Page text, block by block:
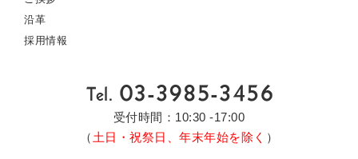
沿革
採用情報
受付時間：10:30 -17:00
（ 土日・祝祭日、年末年始を除く ）